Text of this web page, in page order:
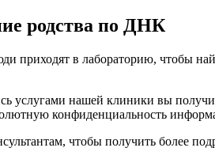
родства по ДНК
приходят в лабораторию, чтобы
услугами нашей клиники вы
конфиденциальность
чтобы получить более